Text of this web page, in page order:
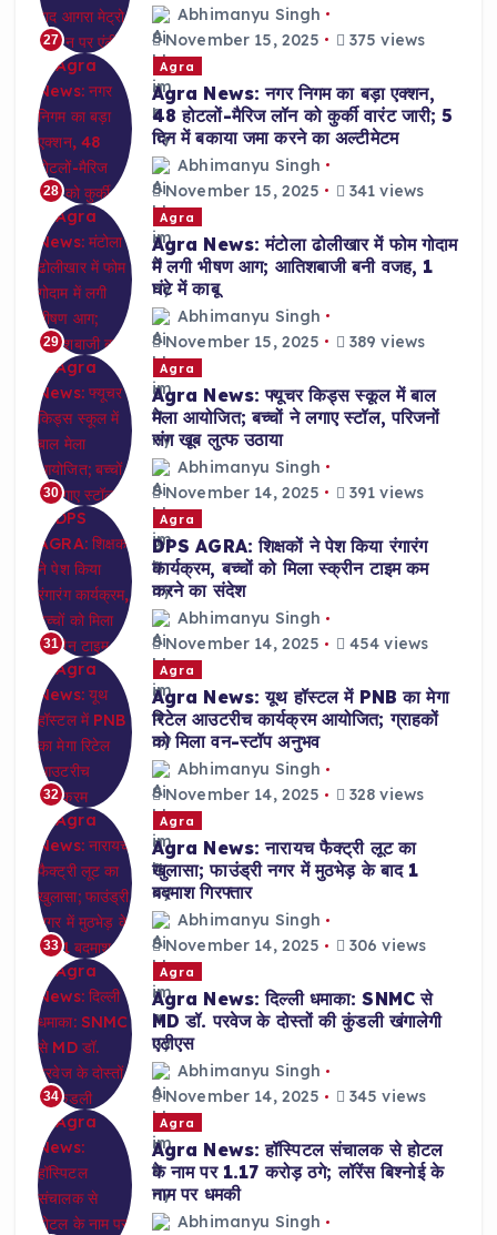
27
Abhimanyu Singh
November 15, 2025
375 views
28
Agra
Agra News: नगर निगम का बड़ा एक्शन,
48 होटलों-मैरिज लॉन को कुर्की वारंट जारी; 5
दिन में बकाया जमा करने का अल्टीमेटम
Abhimanyu Singh
November 15, 2025
341 views
29
Agra
Agra News: मंटोला ढोलीखार में फोम गोदाम
में लगी भीषण आग; आतिशबाजी बनी वजह, 1
घंटे में काबू
Abhimanyu Singh
November 15, 2025
389 views
30
Agra
Agra News: फ्यूचर किड्स स्कूल में बाल
मेला आयोजित; बच्चों ने लगाए स्टॉल, परिजनों
संग खूब लुत्फ उठाया
Abhimanyu Singh
November 14, 2025
391 views
31
Agra
DPS AGRA: शिक्षकों ने पेश किया रंगारंग
कार्यक्रम, बच्चों को मिला स्क्रीन टाइम कम
करने का संदेश
Abhimanyu Singh
November 14, 2025
454 views
32
Agra
Agra News: यूथ हॉस्टल में PNB का मेगा
रिटेल आउटरीच कार्यक्रम आयोजित; ग्राहकों
को मिला वन-स्टॉप अनुभव
Abhimanyu Singh
November 14, 2025
328 views
33
Agra
Agra News: नारायच फैक्ट्री लूट का
खुलासा; फाउंड्री नगर में मुठभेड़ के बाद 1
बदमाश गिरफ्तार
Abhimanyu Singh
November 14, 2025
306 views
34
Agra
Agra News: दिल्ली धमाका: SNMC से
MD डॉ. परवेज के दोस्तों की कुंडली खंगालेगी
एटीएस
Abhimanyu Singh
November 14, 2025
345 views
Agra
Agra News: हॉस्पिटल संचालक से होटल
के नाम पर 1.17 करोड़ ठगे; लॉरेंस बिश्नोई के
नाम पर धमकी
Abhimanyu Singh